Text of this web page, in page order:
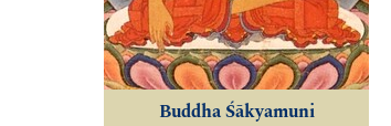
Buddha Śākyamuni